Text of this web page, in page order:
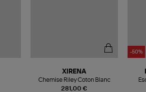
281,00 €
XIRENA
Chemise Riley Coton Blanc
-50%